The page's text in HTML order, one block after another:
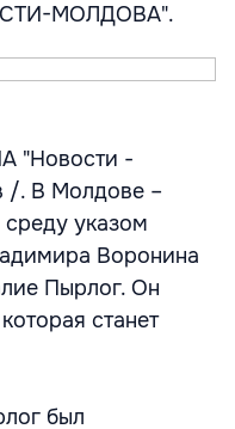
МОЛДОВА".
"Новости -
/. В Молдове –
указом
Воронина
Пырлог. Он
станет
был